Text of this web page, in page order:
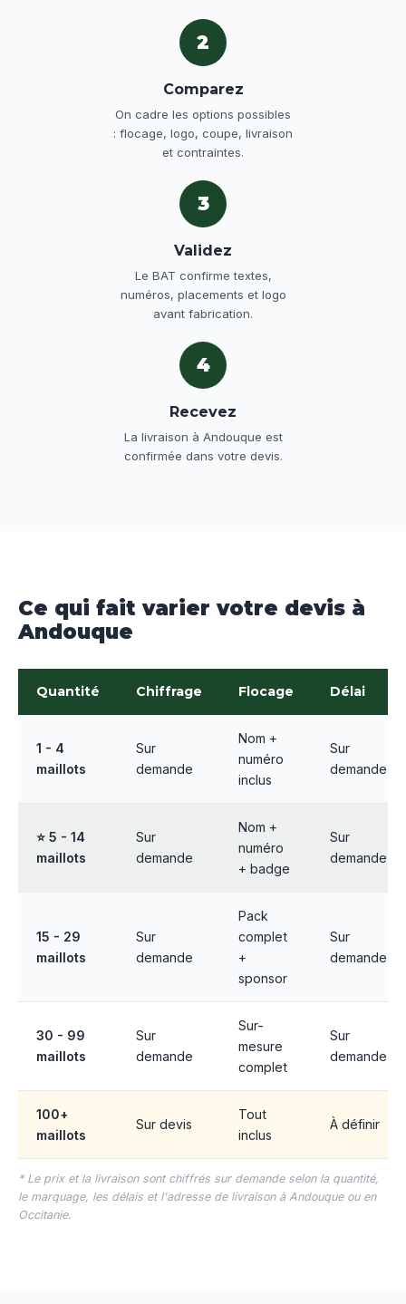
2
Comparez
On cadre les options possibles
: flocage, logo, coupe, livraison
et contraintes.
3
Validez
Le BAT confirme textes,
numéros, placements et logo
avant fabrication.
4
Recevez
La livraison à Andouque est
confirmée dans votre devis.
Ce qui fait varier votre devis à
Andouque
Quantité Chiffrage Flocage Délai
1 - 4
maillots
Sur
demande
Nom +
numéro
inclus
Sur
demande
⭐ 5 - 14
maillots
Sur
demande
Nom +
numéro
+ badge
Sur
demande
15 - 29
maillots
Sur
demande
Pack
complet
+
sponsor
Sur
demande
30 - 99
maillots
Sur
demande
Sur-
mesure
complet
Sur
demande
100+
maillots
Sur devis
Tout
inclus
À définir
* Le prix et la livraison sont chiffrés sur demande selon la quantité,
le marquage, les délais et l'adresse de livraison à Andouque ou en
Occitanie.